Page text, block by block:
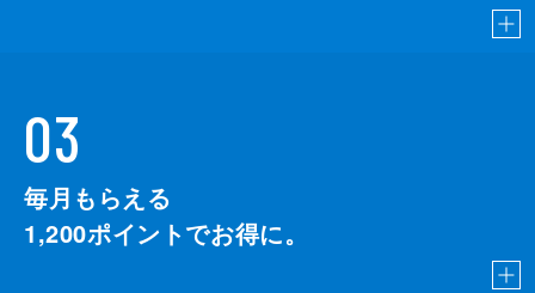
03
毎月もらえる
1,200ポイントでお得に。